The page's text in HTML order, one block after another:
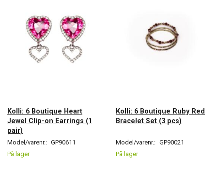
Kolli: 6 Boutique Heart
Jewel Clip-on Earrings (1
pair)
Model/varenr.: GP90611
På lager
Kolli: 6 Boutique Ruby Red
Bracelet Set (3 pcs)
Model/varenr.: GP90021
På lager